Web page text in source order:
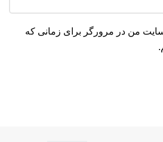
من در مرورگر برای زمانی که